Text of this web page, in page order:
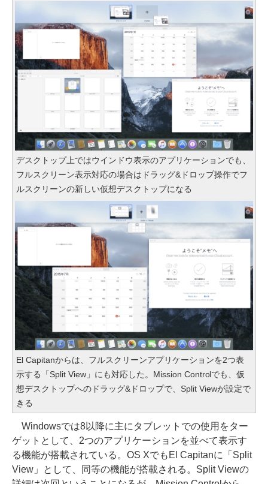
デスクトップ上ではウインドウ表示のアプリケーションでも、
フルスクリーン表示対応の場合はドラッグ&ドロップ操作でフ
ルスクリーンの新しい仮想デスクトップになる
El Capitanからは、フルスクリーンアプリケーションを2つ表
示する「Split View」にも対応した。Mission Controlでも、仮
想デスクトップへのドラッグ&ドロップで、Split Viewが設定で
きる
Windowsでは8以降に主にタブレットでの使用をター
ゲットとして、2つのアプリケーションを並べて表示す
る機能が搭載されている。OS XでもEl Capitanに「Split
View」として、同等の機能が搭載される。Split Viewの